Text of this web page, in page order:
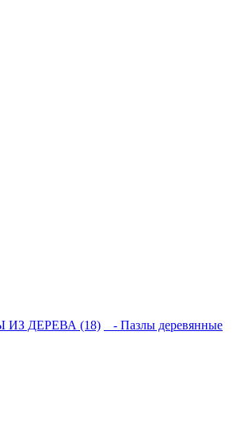
ИЗ ДЕРЕВА (18)
- Пазлы деревянные